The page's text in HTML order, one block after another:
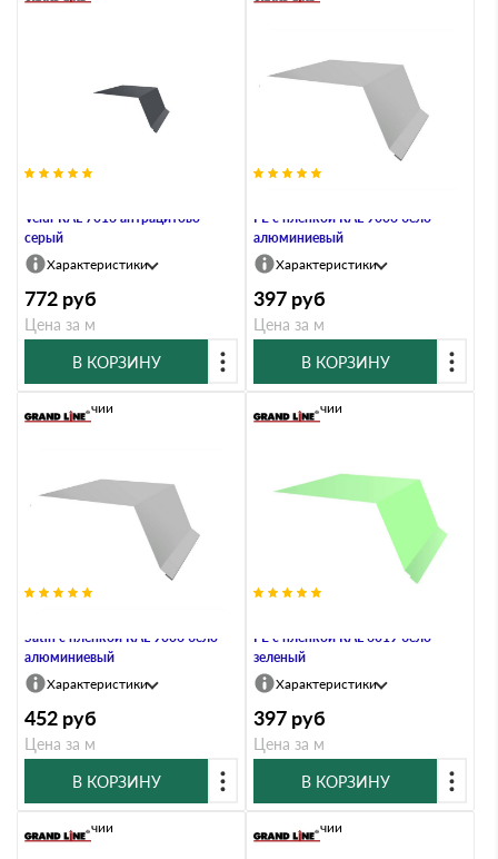
Velur RAL 7016 антрацитово-
серый
Характеристики
772 руб
Цена за м
В КОРЗИНУ
PE с пленкой RAL 9006 бело-
алюминиевый
Характеристики
397 руб
Цена за м
В КОРЗИНУ
Satin с пленкой RAL 9006 бело-
алюминиевый
В наличии
Характеристики
452 руб
Цена за м
В КОРЗИНУ
PE с пленкой RAL 6019 бело-
зеленый
В наличии
Характеристики
397 руб
Цена за м
В КОРЗИНУ
В наличии В наличии